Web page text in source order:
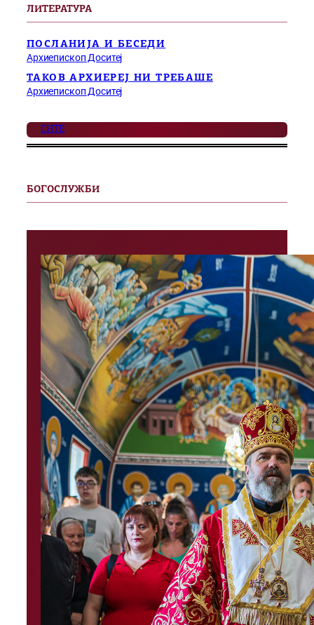
ЛИТЕРАТУРА
ПОСЛАНИЈА И БЕСЕДИ
Архиепископ Доситеј
ТАКОВ АРХИЕРЕЈ НИ ТРЕБАШЕ
Архиепископ Доситеј
СИТЕ
БОГОСЛУЖБИ